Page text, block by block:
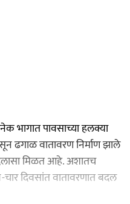
भागात पावसाच्या हलक्या
वातावरण निर्माण झाले
मिळत आहे. अशातच
चार दिवसांत वातावरणात बदल